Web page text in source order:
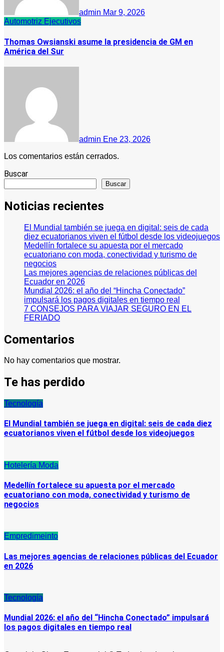
admin Mar 9, 2026
Automotriz Ejecutivos
Thomas Owsianski asume la presidencia de GM en
América del Sur
admin Ene 23, 2026
Los comentarios están cerrados.
Buscar
Buscar
Noticias recientes
El Mundial también se juega en digital: seis de cada
diez ecuatorianos viven el fútbol desde los videojuegos
Medellín fortalece su apuesta por el mercado
ecuatoriano con moda, conectividad y turismo de
negocios
Las mejores agencias de relaciones públicas del
Ecuador en 2026
Mundial 2026: el año del “Hincha Conectado”
impulsará los pagos digitales en tiempo real
7 CONSEJOS PARA VIAJAR SEGURO EN EL
FERIADO
Comentarios
No hay comentarios que mostrar.
Te has perdido
Tecnología
El Mundial también se juega en digital: seis de cada diez
ecuatorianos viven el fútbol desde los videojuegos
Hotelería Moda
Medellín fortalece su apuesta por el mercado
ecuatoriano con moda, conectividad y turismo de
negocios
Empredimeinto
Las mejores agencias de relaciones públicas del Ecuador
en 2026
Tecnología
Mundial 2026: el año del “Hincha Conectado” impulsará
los pagos digitales en tiempo real